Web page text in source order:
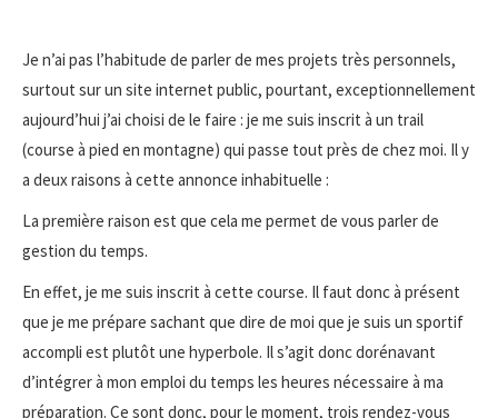
Je n’ai pas l’habitude de parler de mes projets très personnels,
surtout sur un site internet public, pourtant, exceptionnellement
aujourd’hui j’ai choisi de le faire : je me suis inscrit à un trail
(course à pied en montagne) qui passe tout près de chez moi. Il y
a deux raisons à cette annonce inhabituelle :
La première raison est que cela me permet de vous parler de
gestion du temps.
En effet, je me suis inscrit à cette course. Il faut donc à présent
que je me prépare sachant que dire de moi que je suis un sportif
accompli est plutôt une hyperbole. Il s’agit donc dorénavant
d’intégrer à mon emploi du temps les heures nécessaire à ma
préparation. Ce sont donc, pour le moment, trois rendez-vous